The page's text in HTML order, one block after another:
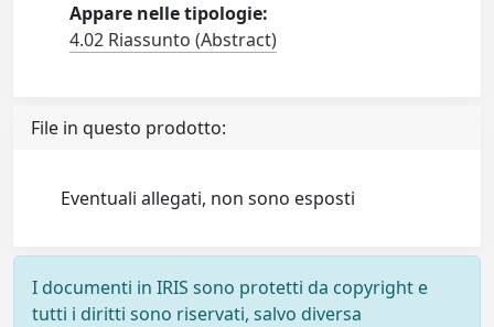
Appare nelle tipologie:
4.02 Riassunto (Abstract)
File in questo prodotto:
Eventuali allegati, non sono esposti
I documenti in IRIS sono protetti da copyright e
tutti i diritti sono riservati, salvo diversa